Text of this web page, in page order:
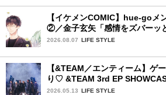
【イケメンCOMIC】hue-goメ
②／金子玄矢「感情をズバーッ
せ〜」
2026.08.07 LIFE STYLE
【&TEAM／エンティーム】ゲ
り♡ &TEAM 3rd EP
レポート【後編】
2026.05.13 LIFE STYLE